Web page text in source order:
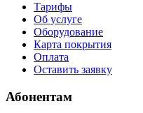
Тарифы
Об услуге
Оборудование
Карта покрытия
Оплата
Оставить заявку
Абонентам